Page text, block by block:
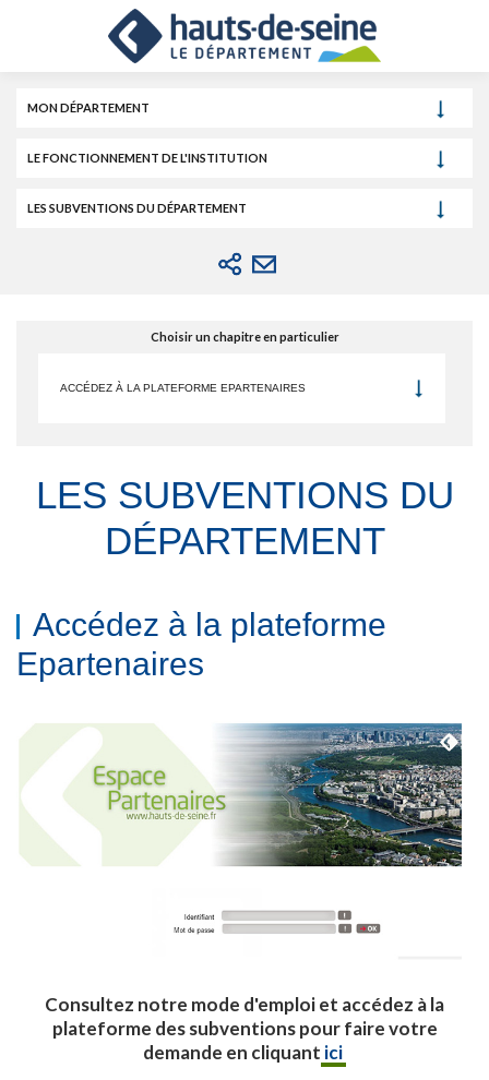
recherche
MON DÉPARTEMENT
LE FONCTIONNEMENT DE L'INSTITUTION
LES SUBVENTIONS DU DÉPARTEMENT
Choisir un chapitre en particulier
ACCÉDEZ À LA PLATEFORME EPARTENAIRES
LES SUBVENTIONS DU
DÉPARTEMENT
Accédez à la plateforme
Epartenaires
Consultez notre mode d'emploi et accédez à la
plateforme des subventions pour faire votre
demande en cliquant ici
Cookies et traceurs utilisés sur ce site.